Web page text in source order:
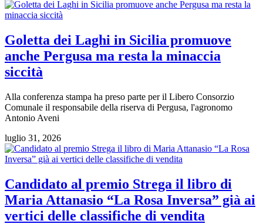
Goletta dei Laghi in Sicilia promuove
anche Pergusa ma resta la minaccia
siccità
Alla conferenza stampa ha preso parte per il Libero Consorzio
Comunale il responsabile della riserva di Pergusa, l'agronomo
Antonio Aveni
luglio 31, 2026
Candidato al premio Strega il libro di
Maria Attanasio “La Rosa Inversa” già ai
vertici delle classifiche di vendita